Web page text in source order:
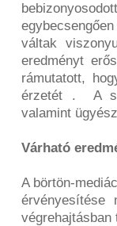
váltak
eredményt
rámutatott,
érzetét . A
valamint
Várható
A börtön-
érvényesítése